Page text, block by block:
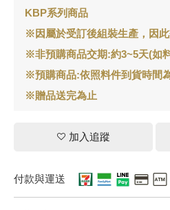
KBP系列商品
※因屬於受訂後組裝生產，因此
※非預購商品交期:約3~5天(如
※預購商品:依照料件到貨時間
※贈品送完為止
加入追蹤
付款與運送